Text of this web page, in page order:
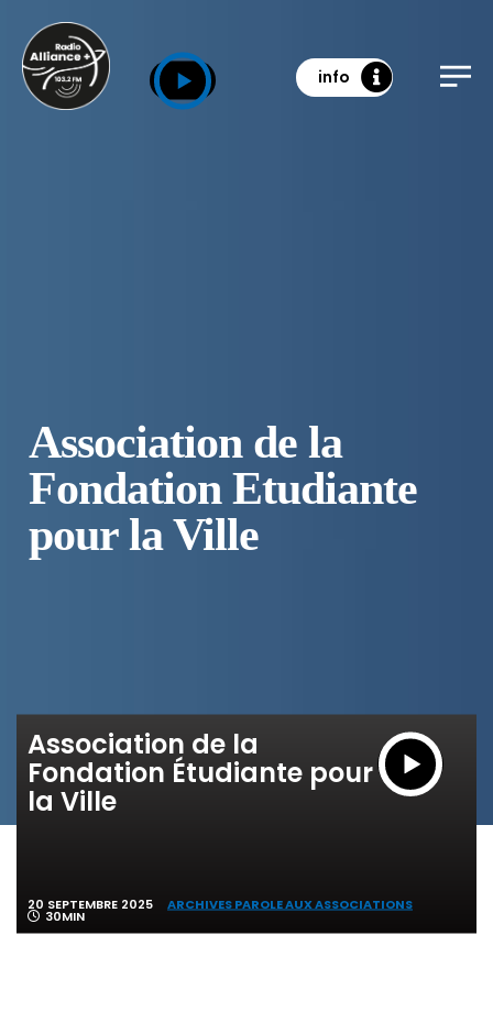
info
Association de la
Fondation Etudiante
pour la Ville
Association de la
Fondation Étudiante pour
la Ville
20 SEPTEMBRE 2025 ARCHIVES PAROLE AUX ASSOCIATIONS
30MIN